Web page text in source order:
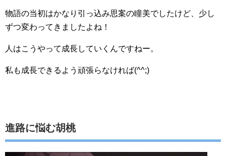
物語の当初はかなり引っ込み思案の瞳美でしたけど、少し
ずつ変わってきましたよね！
人はこうやって成長していくんですねー。
私も成長できるよう頑張らなければ(^^;)
進路に悩む胡桃